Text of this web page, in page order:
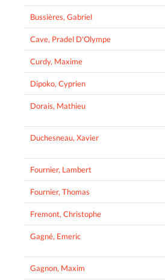
Bussières, Gabriel
Cave, Pradel D'Olympe
Curdy, Maxime
Dipoko, Cyprien
Dorais, Mathieu
Duchesneau, Xavier
Fournier, Lambert
Fournier, Thomas
Fremont, Christophe
Gagné, Emeric
Gagnon, Maxim